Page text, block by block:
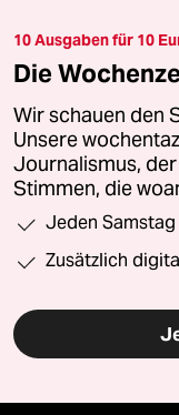
10 Ausgaben für 10
Die
Wir schauen den
Unsere
Journalismus,
Stimmen, die
Jeden
Zusätzlich